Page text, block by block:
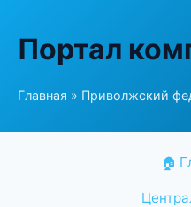
Портал
Главная » Приволжский
🏠